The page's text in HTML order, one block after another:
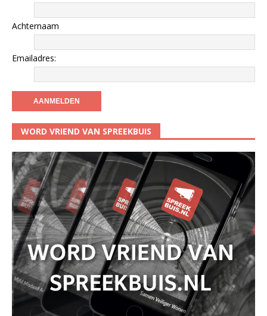
Achternaam
Emailadres:
WORD VRIEND VAN SPREEKBUIS